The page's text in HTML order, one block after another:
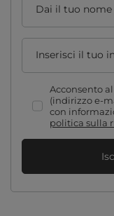
Dai il tuo nome
Inserisci il tuo
Acconsento
(indirizzo e-
con
politica sulla